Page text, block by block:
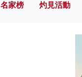
名家榜 灼見活動